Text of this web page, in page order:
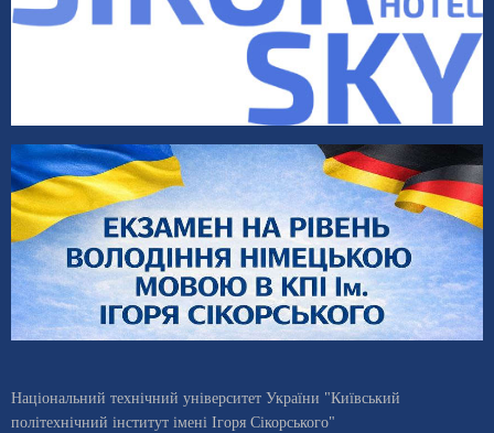
Національний технічний університет України "Київський
політехнічний інститут імені Ігоря Сікорського"